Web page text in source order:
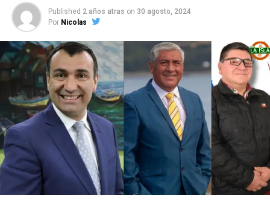
Published 2 años atras on 30 agosto, 2024
Por Nicolas